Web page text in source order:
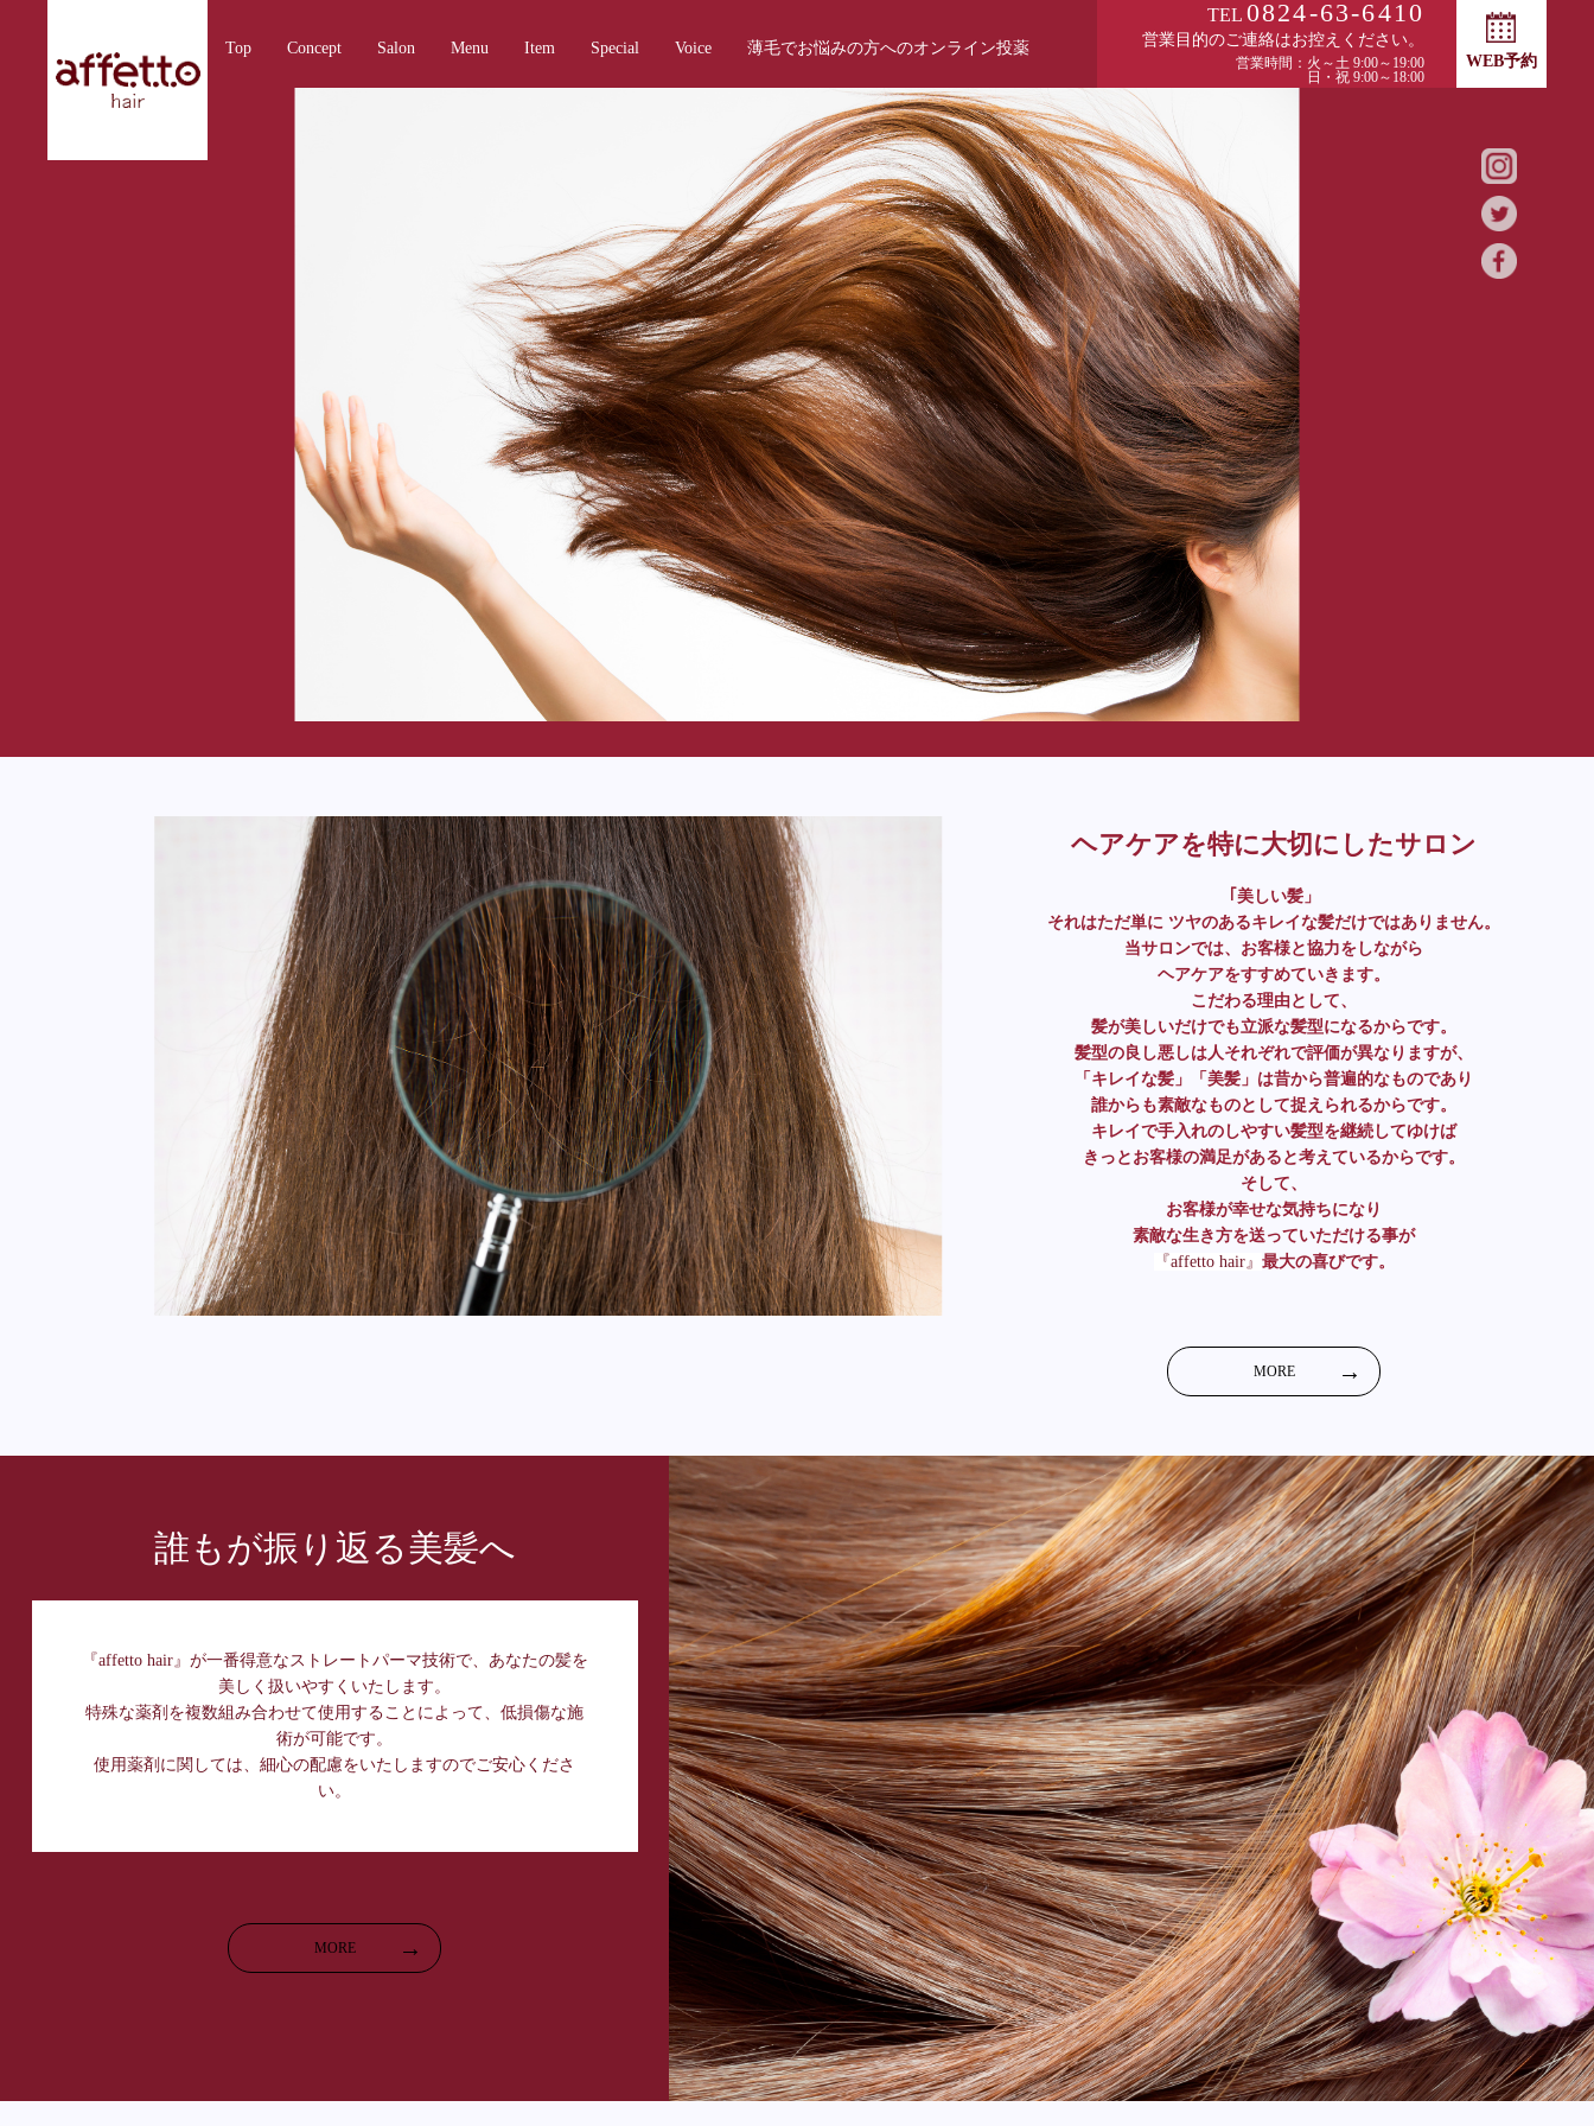
Top Concept Salon Menu Item Special Voice 薄毛でお悩みの方へのオンライン投薬
TEL 0824-63-6410
営業目的のご連絡はお控えください。
営業時間：火～土 9:00～19:00
日・祝 9:00～18:00
WEB予約
ヘアケアを特に大切にしたサロン
｢美しい髪」
それはただ単に ツヤのあるキレイな髪だけではありません。
当サロンでは、お客様と協力をしながら
ヘアケアをすすめていきます。
こだわる理由として、
髪が美しいだけでも立派な髪型になるからです。
髪型の良し悪しは人それぞれで評価が異なりますが、
「キレイな髪」「美髪」は昔から普遍的なものであり
誰からも素敵なものとして捉えられるからです。
キレイで手入れのしやすい髪型を継続してゆけば
きっとお客様の満足があると考えているからです。
そして、
お客様が幸せな気持ちになり
素敵な生き方を送っていただける事が
『affetto hair』 最大の喜びです。
MORE
誰もが振り返る美髪へ
『affetto hair』が一番得意なストレートパーマ技術で、あなたの髪を
美しく扱いやすくいたします。
特殊な薬剤を複数組み合わせて使用することによって、低損傷な施
術が可能です。
使用薬剤に関しては、細心の配慮をいたしますのでご安心くださ
い。
MORE